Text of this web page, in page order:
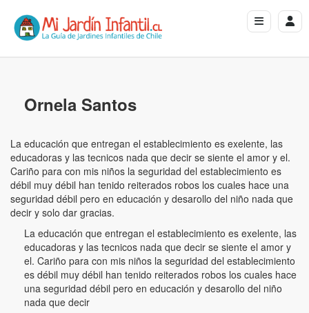
Ornela Santos
La educación que entregan el establecimiento es exelente, las
educadoras y las tecnicos nada que decir se siente el amor y el.
Cariño para con mis niños la seguridad del establecimiento es
débil muy débil han tenido reiterados robos los cuales hace una
seguridad débil pero en educación y desarollo del niño nada que
decir y solo dar gracias.
La educación que entregan el establecimiento es exelente, las
educadoras y las tecnicos nada que decir se siente el amor y
el. Cariño para con mis niños la seguridad del establecimiento
es débil muy débil han tenido reiterados robos los cuales hace
una seguridad débil pero en educación y desarollo del niño
nada que decir